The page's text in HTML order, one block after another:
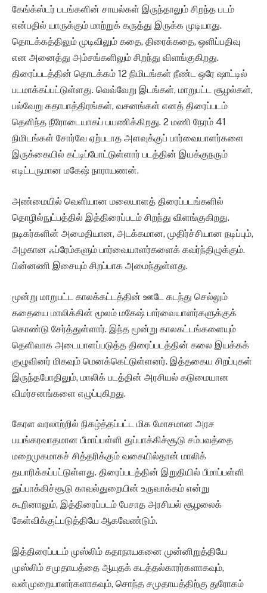
கேங்க்ஸ்டர் படங்களின் சாயல்கள் இருந்தாலும் சிறந்த படம்
என்பதில் யாருக்கும் மாற்றுக் கருத்து இருக்க முடியாது.
தொடக்கத்திலும் முடிவிலும் கதை, திரைக்கதை, ஒளிப்பதிவு
என அனைத்து அம்சங்களிலும் சிறந்து விளங்குகிறது.
திரைப்படத்தின் தொடக்கம் 12 நிமிடங்கள் நீண்ட ஒரே ஷாட்டில்
படமாக்கப்பட்டுள்ளது. வெவ்வேறு இடங்கள், மாறுபட்ட சூழல்கள்,
பல்வேறு கதாபாத்திரங்கள், வசனங்கள் எனத் திரைப்படம்
தெளிந்த நீரோடையாகப் பயணிக்கிறது. 2 மணி நேரம் 41
நிமிடங்கள் சோர்வே ஏற்படாத அளவுக்குப் பார்வையாளர்களை
இருக்கையில் கட்டிப்போட்டுள்ளார் படத்தின் இயக்குநரும்
எடிட்டருமான மகேஷ் நாராயணன்.
அண்மையில் வெளியான மலையாளத் திரைப்படங்களில்
தொழில்நுட்பத்தில் இத்திரைப்படம் சிறந்து விளங்குகிறது.
நடிகர்களின் அமைதியான, அடக்கமான, முதிர்ச்சியான நடிப்பும்,
அழகான ஃப்ரேம்களும் பார்வையாளர்களைக் கவர்ந்திழுக்கும்.
பின்னணி இசையும் சிறப்பாக அமைந்துள்ளது.
மூன்று மாறுபட்ட காலக்கட்டத்தின் ஊடே கடந்து செல்லும்
கதையை மாலிக்கின் மூலம் மகேஷ் பார்வையாளர்களுக்குக்
கொண்டு சேர்த்துள்ளார். இந்த மூன்று காலகட்டங்களையும்
தெளிவாக அடையாளப்படுத்த திரைப்படத்தின் கலை இயக்கக்
குழுவினர் மிகவும் மெனக்கெட்டுள்ளனர். இத்தகைய சிறப்புகள்
இருந்தபோதிலும், மாலிக் படத்தின் அரசியல் கடுமையான
விமர்சனங்களை எழுப்புகிறது.
கேரள வரலாற்றில் நிகழ்த்தப்பட்ட மிக மோசமான அரச
பயங்கரவாதமான பீமாப்பள்ளி துப்பாக்கிச்சூடு சம்பவத்தை
மறைமுகமாகச் சித்தரிக்கும் வகையில்தான் மாலிக்
தயாரிக்கப்பட்டுள்ளது. திரைப்படத்தின் இறுதியில் பீமாப்பள்ளி
துப்பாக்கிச்சூடு காவல்துறையின் உருவாக்கம் என்று
கூறினாலும், இத்திரைப்படம் பேசாத அரசியல் சூழலைக்
கேள்விக்குட்படுத்தியே ஆகவேண்டும்.
இத்திரைப்படம் முஸ்லிம் கதாநாயகனை முன்னிறுத்தியே
முஸ்லிம் சமுதாயத்தை ஆயுதக் கடத்தல்காரர்களாகவும்,
வன்முறையாளர்களாகவும், சொந்த சமுதாயத்திற்கு துரோகம்